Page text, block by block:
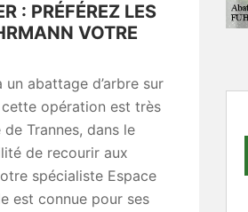
: PRÉFÉREZ LES
VOTRE
abattage d’arbre sur
opération est très
Trannes, dans le
de recourir aux
spécialiste Espace
est connue pour ses